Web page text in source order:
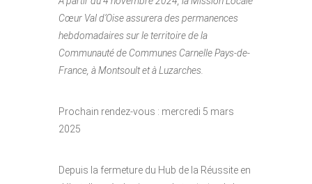
Cœur Val d’Oise assurera des permanences
hebdomadaires sur le territoire de la
Communauté de Communes Carnelle Pays-de-
France, à Montsoult et à Luzarches.
Prochain rendez-vous : mercredi 5 mars
2025
Depuis la fermeture du Hub de la Réussite en